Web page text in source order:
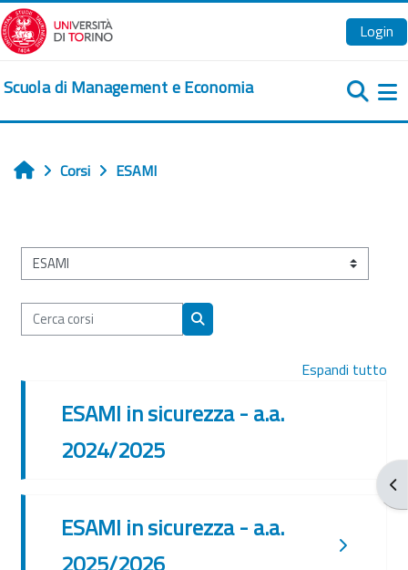
Vai al contenuto principale
Login
Scuola di Management e Economia
Home
Corsi ESAMI
Categorie di corso
Cerca corsi
Cerca corsi
Espandi tutto
ESAMI in sicurezza - a.a.
2024/2025
ESAMI in sicurezza - a.a.
2025/2026